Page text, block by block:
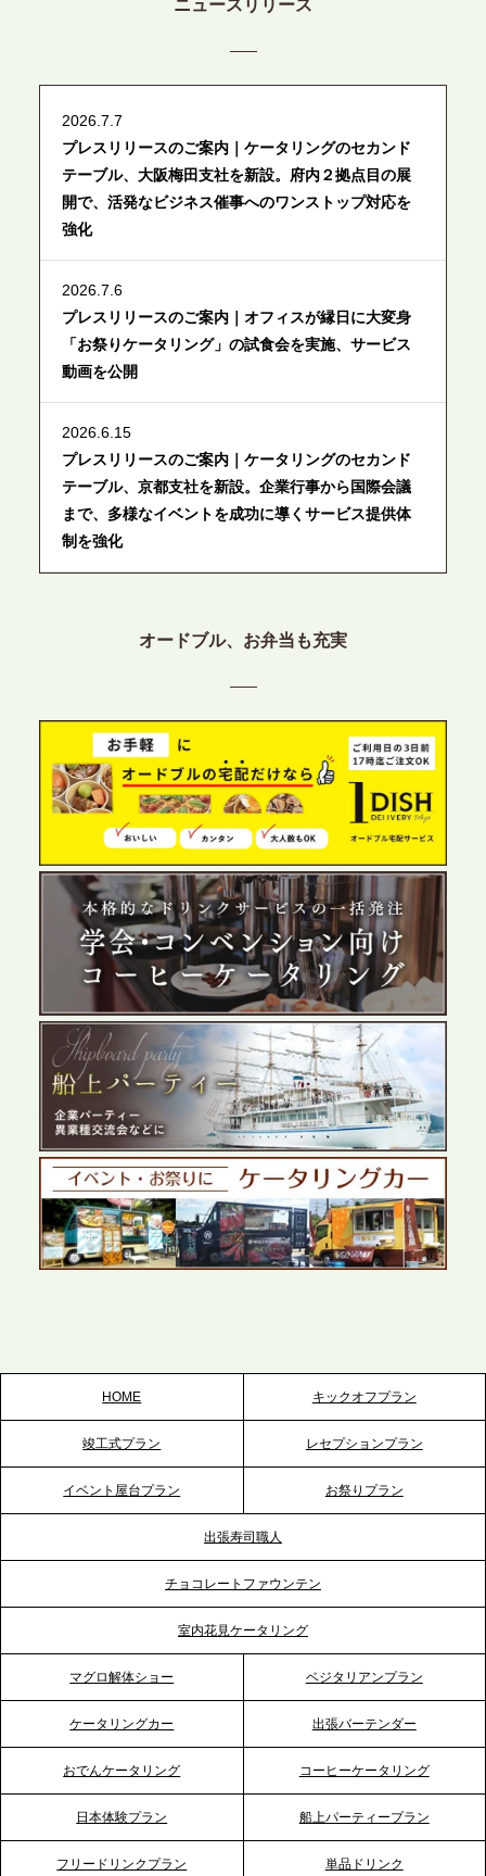
ニュースリリース
2026.7.7
プレスリリースのご案内｜ケータリングのセカンド
テーブル、大阪梅田支社を新設。府内２拠点目の展
開で、活発なビジネス催事へのワンストップ対応を
強化
2026.7.6
プレスリリースのご案内｜オフィスが縁日に大変身
「お祭りケータリング」の試食会を実施、サービス
動画を公開
2026.6.15
プレスリリースのご案内｜ケータリングのセカンド
テーブル、京都支社を新設。企業行事から国際会議
まで、多様なイベントを成功に導くサービス提供体
制を強化
プレスリリースのご案内｜ケータリングのセカンド
目の展開で、拡大する出張パーティー・ケータリン
2026.6.4
プレスリリースのご案内｜夏の社内親睦が、配属後
の離職防止に。オフィスや会議室で縁日気分を味わ
う「お祭りケータリング」の提供を開始
2026.5.29
プレスリリースのご案内｜ケータリングのセカンド
テーブル、群馬前橋支社を設立。再開発やオフィス
展開が進む前橋エリアの企業ニーズに応え、高品質
なサービスで各種イベント・懇親会をサポート
2026.5.27
プレスリリースのご案内｜ケータリングのセカンド
テーブル、千葉本社を新設。幕張・舞浜の大型イベ
ントから主要都市の社内懇親会まで、現地拠点を活
かしたスムーズな対応を展開
2026.5.22
2026.5.20
プレスリリースのご案内｜ケータリングのセカンド
2026.5.12
プレスリリースのご案内｜ケータリングのセカンド
2026.4.21
プレスリリースのご案内｜「温かな食」が会話のス
イッチに。新入社員研修で《食体験としてのケータ
オードブル、お弁当も充実
HOME キックオフプラン
竣工式プラン レセプションプラン
イベント屋台プラン お祭りプラン
出張寿司職人
チョコレートファウンテン
室内花見ケータリング
マグロ解体ショー ベジタリアンプラン
ケータリングカー 出張バーテンダー
おでんケータリング コーヒーケータリング
日本体験プラン 船上パーティープラン
フリードリンクプラン 単品ドリンク